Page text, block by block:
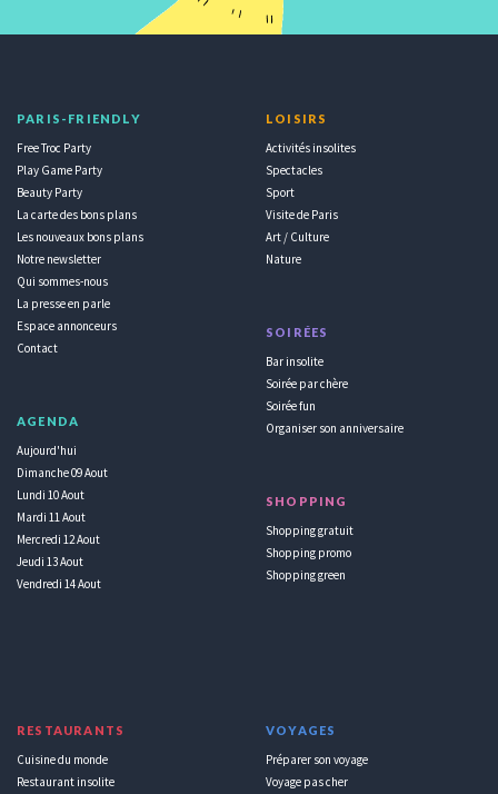
PARIS-FRIENDLY
Free Troc Party
Play Game Party
Beauty Party
La carte des bons plans
Les nouveaux bons plans
Notre newsletter
Qui sommes-nous
La presse en parle
Espace annonceurs
Contact
AGENDA
Aujourd'hui
Dimanche 09 Aout
Lundi 10 Aout
Mardi 11 Aout
Mercredi 12 Aout
Jeudi 13 Aout
Vendredi 14 Aout
LOISIRS
Activités insolites
Spectacles
Sport
Visite de Paris
Art / Culture
Nature
SOIRÉES
Bar insolite
Soirée par chère
Soirée fun
Organiser son anniversaire
SHOPPING
Shopping gratuit
Shopping promo
Shopping green
RESTAURANTS
Cuisine du monde
Restaurant insolite
VOYAGES
Préparer son voyage
Voyage pas cher